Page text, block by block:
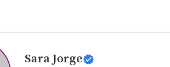
Sara Jorge